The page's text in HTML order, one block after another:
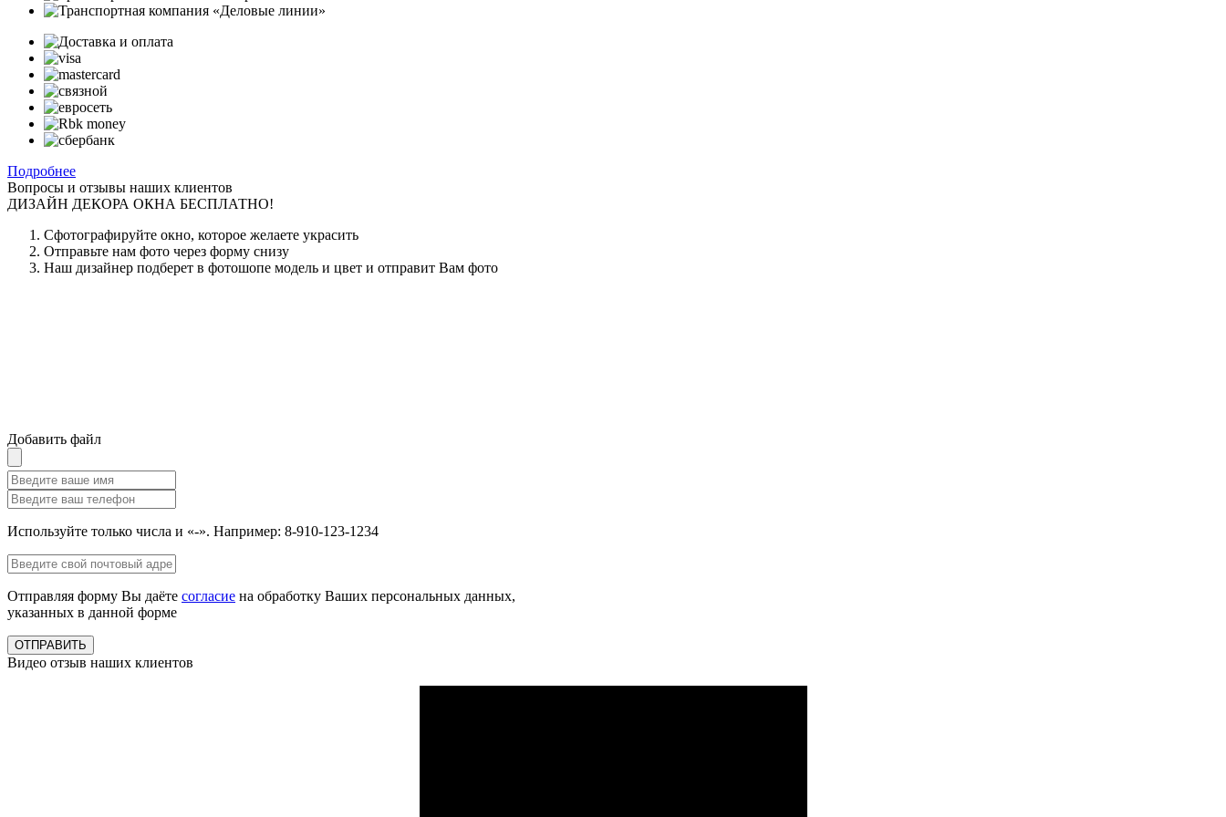
Подробнее
Вопросы и отзывы наших клиентов
ДИЗАЙН ДЕКОРА ОКНА БЕСПЛАТНО!
Сфотографируйте окно, которое желаете украсить
Отправьте нам фото через форму снизу
Наш дизайнер подберет в фотошопе модель и цвет и отправит Вам фото
Добавить файл
Используйте только числа и «-». Например: 8-910-123-1234
Отправляя форму Вы даёте согласие на обработку Ваших персональных данных,
указанных в данной форме
ОТПРАВИТЬ
Видео отзыв наших клиентов